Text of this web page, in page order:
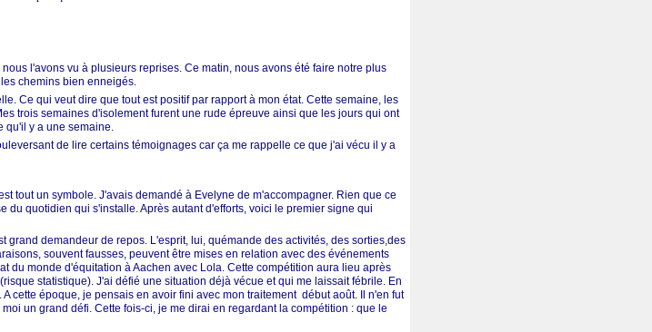
l'avons vu à plusieurs reprises. Ce matin, nous avons été faire notre plus
chemins bien enneigés.
Ce qui veut dire que tout est positif par rapport à mon état. Cette semaine, les
trois semaines d'isolement furent une rude épreuve ainsi que les jours qui ont
qu'il y a une semaine.
de lire certains témoignages car ça me rappelle ce que j'ai vécu il y a
tout un symbole. J'avais demandé à Evelyne de m'accompagner. Rien que ce
quotidien qui s'installe. Après autant d'efforts, voici le premier signe qui
demandeur de repos. L'esprit, lui, quémande des activités, des sorties,des
souvent fausses, peuvent être mises en relation avec des événements
du monde d'équitation à Aachen avec Lola. Cette compétition aura lieu après
statistique). J'ai défié une situation déjà vécue et qui me laissait fébrile. En
cette époque, je pensais en avoir fini avec mon traitement début août. Il n'en fut
un grand défi. Cette fois-ci, je me dirai en regardant la compétition : que le